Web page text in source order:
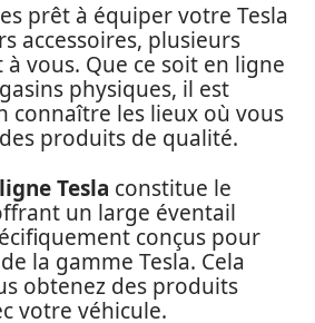
prêt à équiper votre Tesla
accessoires, plusieurs
à vous. Que ce soit en ligne
physiques, il est
connaître les lieux où vous
produits de qualité.
Tesla constitue le
un large éventail
conçus pour
la gamme Tesla. Cela
obtenez des produits
votre véhicule.